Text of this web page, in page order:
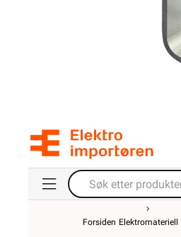
Forsiden Elektromateriell